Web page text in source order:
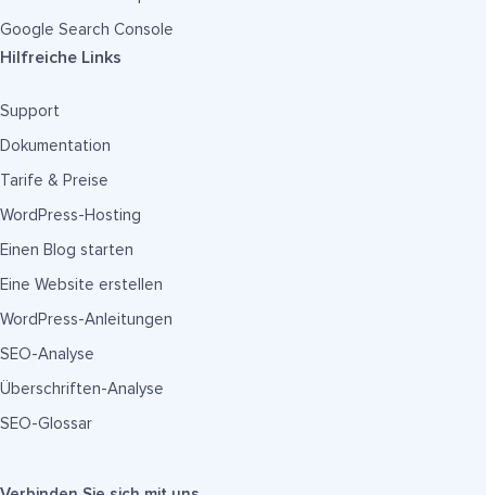
Google Search Console
Hilfreiche Links
Support
Dokumentation
Tarife & Preise
WordPress-Hosting
Einen Blog starten
Eine Website erstellen
WordPress-Anleitungen
SEO-Analyse
Überschriften-Analyse
SEO-Glossar